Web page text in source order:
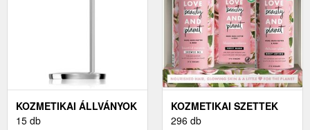
KOZMETIKAI ÁLLVÁNYOK
15 db
KOZMETIKAI SZETTEK
296 db